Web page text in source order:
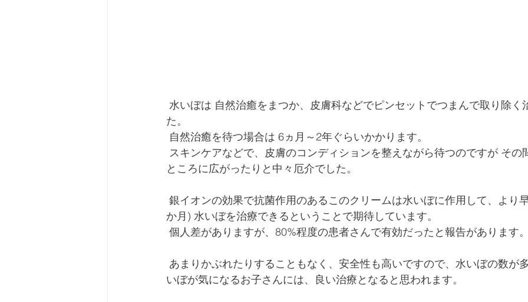
た。
自然治癒を待つ場合は 6ヵ月～2年ぐらいかかります。
ところに広がったりと中々厄介でした。
か月) 水いぼを治療できるということで期待しています。
個人差がありますが、80%程度の患者さんで有効だったと報告があります
いぼが気になるお子さんには、良い治療となると思われます。